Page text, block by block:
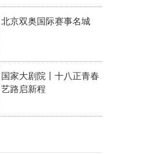
北京双奥国际赛事名城
国家大剧院丨十八正青春
艺路启新程